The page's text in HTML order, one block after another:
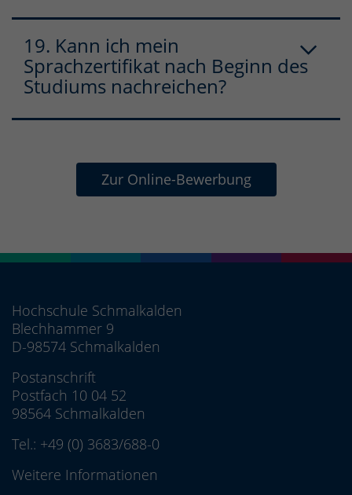
19. Kann ich mein
Sprachzertifikat nach Beginn des
Studiums nachreichen?
Zur Online-Bewerbung
Hochschule Schmalkalden
Blechhammer 9
D-98574 Schmalkalden
Postanschrift
Postfach 10 04 52
98564 Schmalkalden
Tel.: +49 (0) 3683/688-0
Weitere Informationen